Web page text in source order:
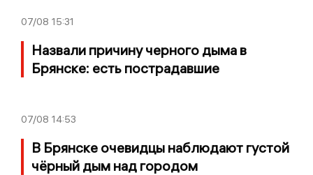
07/08 15:31
Назвали причину черного дыма в
Брянске: есть пострадавшие
07/08 14:53
В Брянске очевидцы наблюдают густой
чёрный дым над городом